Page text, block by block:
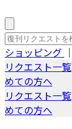
ショッピング ｜
リクエスト一覧
めての方へ
リクエスト一覧
めての方へ